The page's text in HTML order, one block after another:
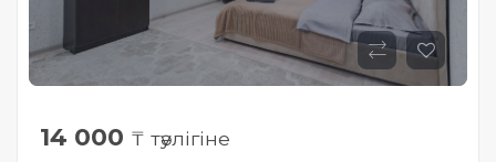
14 000 ₸ тәулігіне